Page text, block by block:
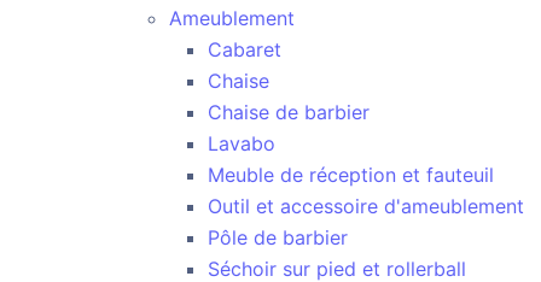
Ameublement
Cabaret
Chaise
Chaise de barbier
Lavabo
Meuble de réception et fauteuil
Outil et accessoire d'ameublement
Pôle de barbier
Séchoir sur pied et rollerball